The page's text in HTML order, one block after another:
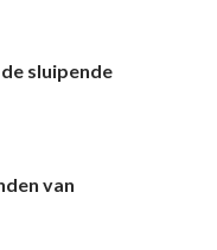
sluipende
van